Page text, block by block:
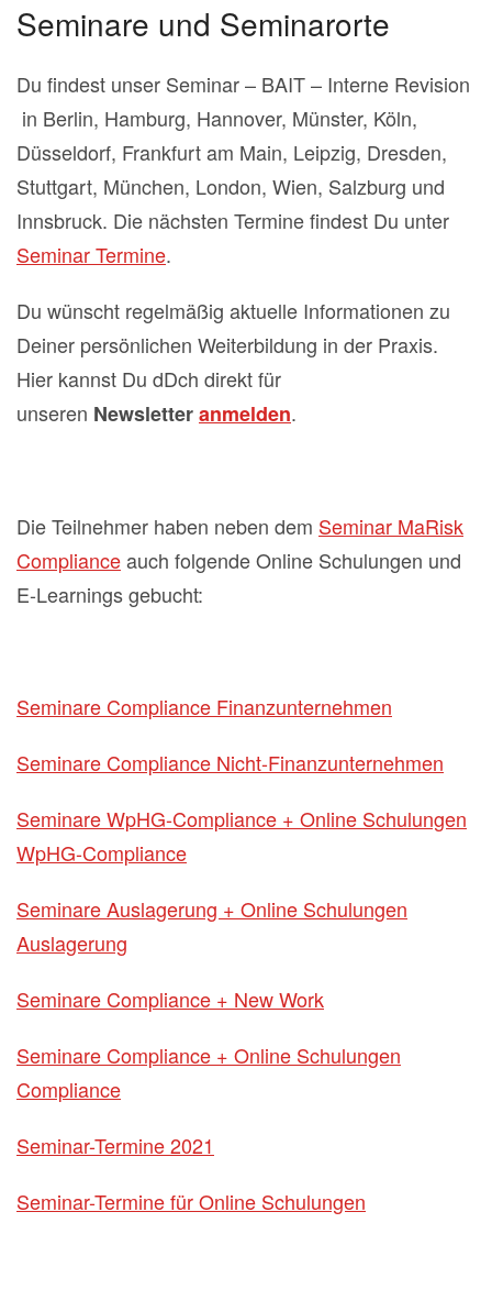
Seminare und Seminarorte
Du findest unser Seminar – BAIT – Interne Revision
in Berlin, Hamburg, Hannover, Münster, Köln,
Düsseldorf, Frankfurt am Main, Leipzig, Dresden,
Stuttgart, München, London, Wien, Salzburg und
Innsbruck. Die nächsten Termine findest Du unter
Seminar Termine.
Du wünscht regelmäßig aktuelle Informationen zu
Deiner persönlichen Weiterbildung in der Praxis.
Hier kannst Du dDch direkt für
unseren Newsletteranmelden.
Die Teilnehmer haben neben dem Seminar MaRisk
Complianceauch folgende Online Schulungen und
E-Learnings gebucht:
Seminare Compliance Finanzunternehmen
Seminare Compliance Nicht-Finanzunternehmen
Seminare WpHG-Compliance + Online Schulungen
WpHG-Compliance
Seminare Auslagerung + Online Schulungen
Auslagerung
Seminare Compliance + New Work
Seminare Compliance + Online Schulungen
Compliance
Seminar-Termine 2021
Seminar-Termine für Online Schulungen